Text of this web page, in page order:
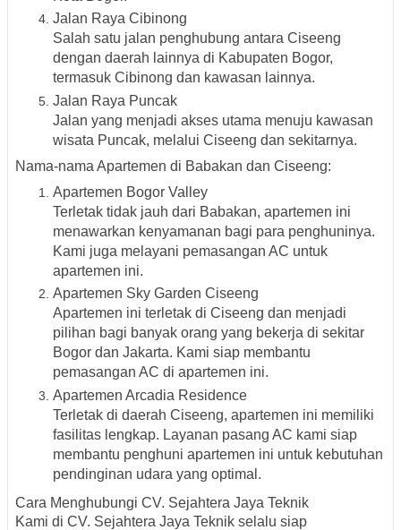
Jalan Raya Cibinong
Salah satu jalan penghubung antara Ciseeng
dengan daerah lainnya di Kabupaten Bogor,
termasuk Cibinong dan kawasan lainnya.
Jalan Raya Puncak
Jalan yang menjadi akses utama menuju kawasan
wisata Puncak, melalui Ciseeng dan sekitarnya.
Nama-nama Apartemen di Babakan dan Ciseeng:
Apartemen Bogor Valley
Terletak tidak jauh dari Babakan, apartemen ini
menawarkan kenyamanan bagi para penghuninya.
Kami juga melayani pemasangan AC untuk
apartemen ini.
Apartemen Sky Garden Ciseeng
Apartemen ini terletak di Ciseeng dan menjadi
pilihan bagi banyak orang yang bekerja di sekitar
Bogor dan Jakarta. Kami siap membantu
pemasangan AC di apartemen ini.
Apartemen Arcadia Residence
Terletak di daerah Ciseeng, apartemen ini memiliki
fasilitas lengkap. Layanan pasang AC kami siap
membantu penghuni apartemen ini untuk kebutuhan
pendinginan udara yang optimal.
Cara Menghubungi CV. Sejahtera Jaya Teknik
Kami di CV. Sejahtera Jaya Teknik selalu siap